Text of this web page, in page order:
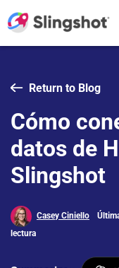
Return to Blog
Cómo
datos de
Slingshot
Casey Ciniello
lectura